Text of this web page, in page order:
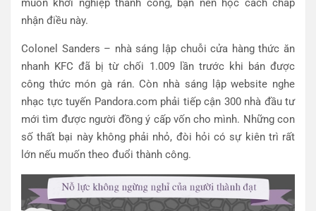
muốn khởi nghiệp thành công, bạn nên học cách chấp
nhận điều này.
Colonel Sanders – nhà sáng lập chuỗi cửa hàng thức ăn
nhanh KFC đã bị từ chối 1.009 lần trước khi bán được
công thức món gà rán. Còn nhà sáng lập website nghe
nhạc tực tuyến Pandora.com phải tiếp cận 300 nhà đầu tư
mới tìm được người đồng ý cấp vốn cho mình. Những con
số thất bại này không phải nhỏ, đòi hỏi có sự kiên trì rất
lớn nếu muốn theo đuổi thành công.